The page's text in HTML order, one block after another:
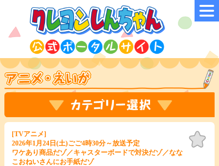
[TVアニメ]
2026年1月24日(土)ごご4時30分～放送予定
ワケあり商品だゾ／キャスターボードで対決だゾ／なな
こおねいさんにお手紙だゾ
お気
に入